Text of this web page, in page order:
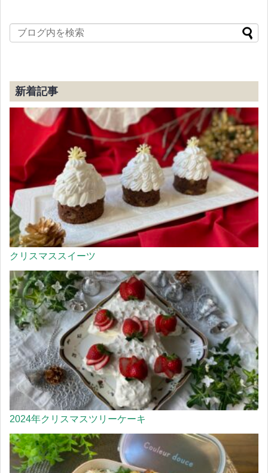
新着記事
クリスマススイーツ
2024年クリスマスツリーケーキ